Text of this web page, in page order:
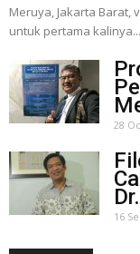
Meruya, Jakarta Barat,
untuk pertama kalinya...
28
16